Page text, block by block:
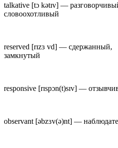
talkative [tɔ kətɪv] —
словоохотливый
reserved [rɪzɜ vd] — сдержанный,
замкнутый
responsive [rɪspɔn(t)sɪv] —
observant [əbzɜv(ə)nt] —